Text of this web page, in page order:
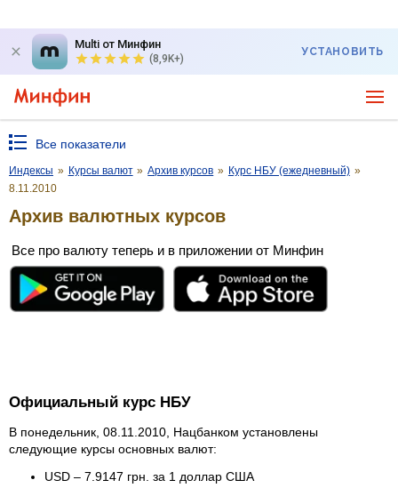
Multi от Минфин
(8,9K+)
УСТАНОВИТЬ
Все показатели
Индексы » Курсы валют » Архив курсов » Курс НБУ (ежедневный) »
8.11.2010
Архив валютных курсов
Все про валюту теперь и в приложении от Минфин
Официальный курс НБУ
В понедельник, 08.11.2010, Нацбанком установлены
следующие курсы основных валют:
USD – 7.9147 грн. за 1 доллар США